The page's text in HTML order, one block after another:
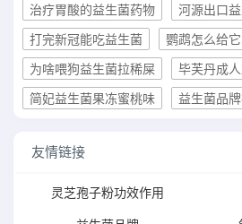
治疗胃酸的益生菌药物
河源出口
打完新冠能吃益生菌
鹦鹉怎么给
为啥喂狗益生菌拉稀屎
毕芙丹成
简妃益生菌果冻蜜桃味
益生菌品
友情链接
灵芝孢子粉功效作用